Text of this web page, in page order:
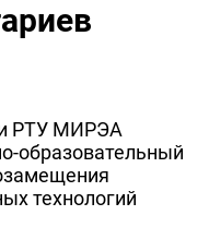
и РТУ МИРЭА
образовательный
технологий